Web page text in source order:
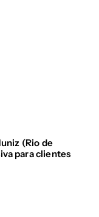
(Rio de
para clientes